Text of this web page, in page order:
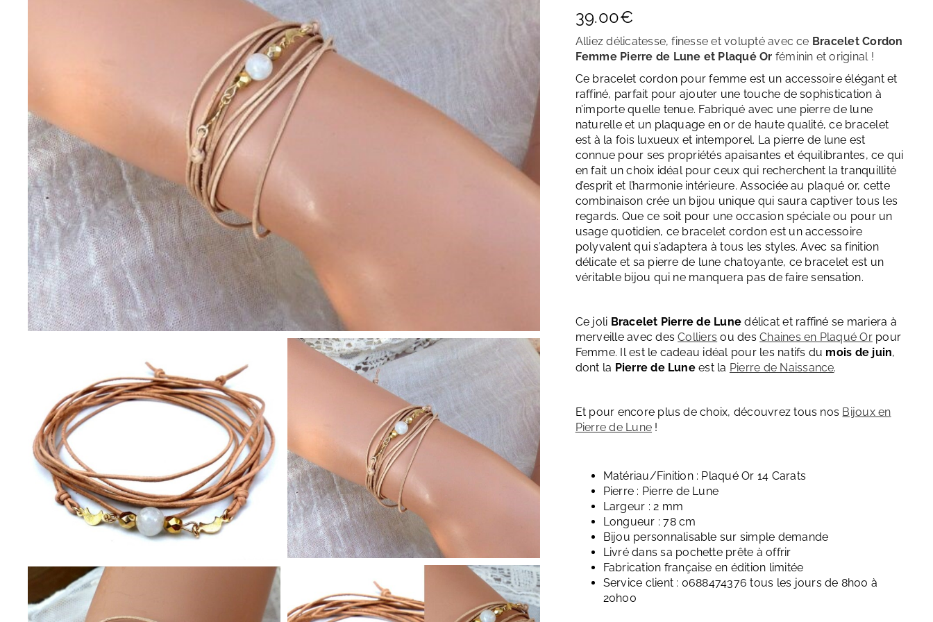
39.00€
Alliez délicatesse, finesse et volupté avec ce Bracelet Cordon
Femme Pierre de Lune et Plaqué Or féminin et original !
Ce bracelet cordon pour femme est un accessoire élégant et
raffiné, parfait pour ajouter une touche de sophistication à
n’importe quelle tenue. Fabriqué avec une pierre de lune
naturelle et un plaquage en or de haute qualité, ce bracelet
est à la fois luxueux et intemporel. La pierre de lune est
connue pour ses propriétés apaisantes et équilibrantes, ce qui
en fait un choix idéal pour ceux qui recherchent la tranquillité
d’esprit et l’harmonie intérieure. Associée au plaqué or, cette
combinaison crée un bijou unique qui saura captiver tous les
regards. Que ce soit pour une occasion spéciale ou pour un
usage quotidien, ce bracelet cordon est un accessoire
polyvalent qui s’adaptera à tous les styles. Avec sa finition
délicate et sa pierre de lune chatoyante, ce bracelet est un
véritable bijou qui ne manquera pas de faire sensation.
Ce joli Bracelet Pierre de Lune délicat et raffiné se mariera à
merveille avec desColliers ou desChaines en Plaqué Orpour
Femme. Il est le cadeau idéal pour les natifs du mois de juin,
dont la Pierre de Luneest la Pierre de Naissance.
Et pour encore plus de choix, découvrez tous nos Bijoux en
Pierre de Lune !
Matériau/Finition : Plaqué Or 14 Carats
Pierre : Pierre de Lune
Largeur : 2 mm
Longueur : 78 cm
Bijou personnalisable sur simple demande
Livré dans sa pochette prête à offrir
Fabrication française en édition limitée
Service client : 0688474376 tous les jours de 8h00 à
20h00